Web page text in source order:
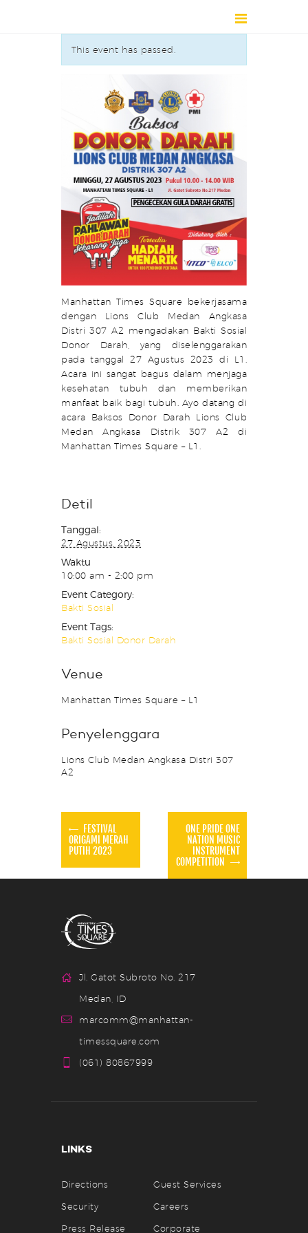
ABOUT
NEWS
EVENT / EXHIBITION
CONTACT
This event has passed.
Manhattan Times Square bekerjasama
dengan Lions Club Medan Angkasa
Distri 307 A2 mengadakan Bakti Sosial
Donor Darah, yang diselenggarakan
pada tanggal 27 Agustus 2023 di L1.
Acara ini sangat bagus dalam menjaga
kesehatan tubuh dan memberikan
manfaat baik bagi tubuh. Ayo datang di
acara Baksos Donor Darah Lions Club
Medan Angkasa Distrik 307 A2 di
Manhattan Times Square – L1.
Detil
Tanggal:
27 Agustus, 2023
Waktu
10:00 am - 2:00 pm
Event Category:
Bakti Sosial
Event Tags:
Bakti Sosial Donor Darah
Venue
Manhattan Times Square – L1
Penyelenggara
Lions Club Medan Angkasa Distri 307
A2
FESTIVAL
ORIGAMI MERAH
PUTIH 2023
ONE PRIDE ONE
NATION MUSIC
INSTRUMENT
COMPETITION
Jl. Gatot Subroto No. 217
Medan, ID
marcomm@manhattan-
timessquare.com
(061) 80867999
LINKS
Directions
Guest Services
Security
Careers
Press Release
Corporate